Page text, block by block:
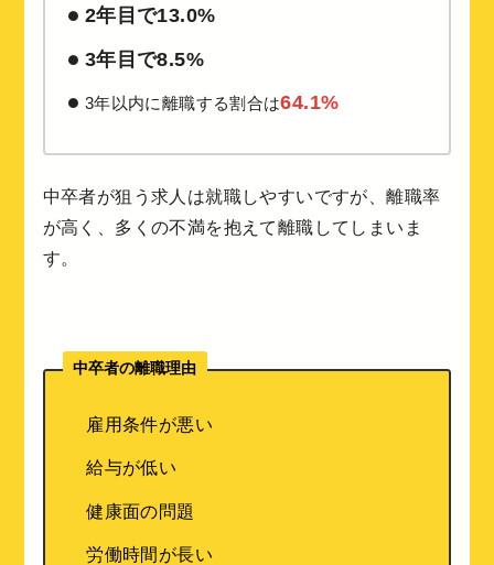
2年目で13.0%
3年目で8.5%
3年以内に離職する割合は64.1%
中卒者が狙う求人は就職しやすいですが、離職率
が高く、多くの不満を抱えて離職してしまいま
す。
中卒者の離職理由
雇用条件が悪い
給与が低い
健康面の問題
労働時間が長い